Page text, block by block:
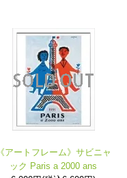
《アートフレーム》サビニャ
ック Paris a 2000 ans